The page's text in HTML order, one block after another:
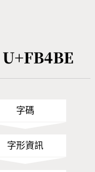
Unicode查詢
字碼
字形資訊